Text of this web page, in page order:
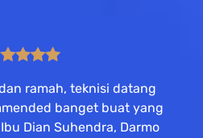
ramah, teknisi datang
banget buat yang
Dian Suhendra, Darmo